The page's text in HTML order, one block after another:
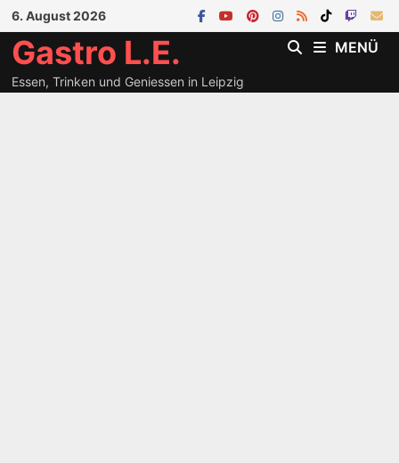
Zum
Inhalt
springen
6. August 2026
Gastro L.E.
Essen, Trinken und Geniessen in Leipzig
MENÜ